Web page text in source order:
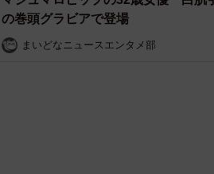
の巻頭グラビアで登場
まいどなニュースエンタメ部